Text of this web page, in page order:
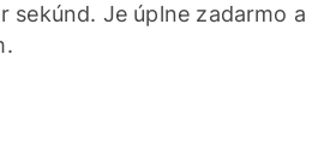
sekúnd. Je úplne zadarmo a